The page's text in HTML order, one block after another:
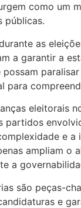
como um
públicas.
as
a garantir a
para
eleitorais
partidos
e
ampliam
a
são peças-
e